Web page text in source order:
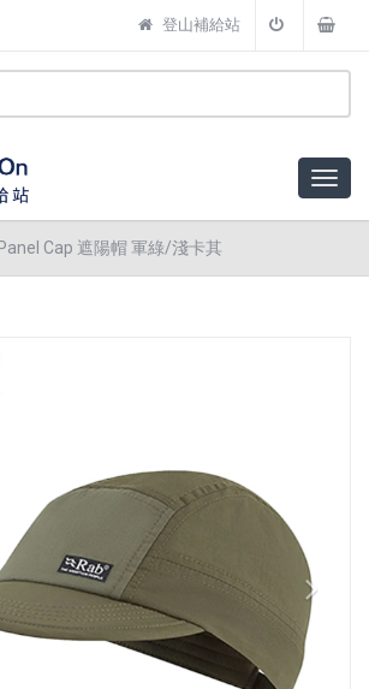
登山補給站
Cap 遮陽帽 軍綠/淺卡其